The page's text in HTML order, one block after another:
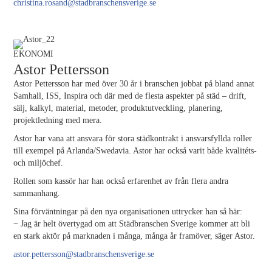
christina.rosand@stadbranschensverige.se
EKONOMI
Astor Pettersson
Astor Pettersson har med över 30 år i branschen jobbat på bland annat
Samhall, ISS, Inspira och där med de flesta aspekter på städ – drift,
sälj, kalkyl, material, metoder, produktutveckling, planering,
projektledning med mera.
Astor har vana att ansvara för stora städkontrakt i ansvarsfyllda roller
till exempel på Arlanda/Swedavia. Astor har också varit både kvalitéts-
och miljöchef.
Rollen som kassör har han också erfaren­het av från flera andra
sammanhang.
Sina förväntningar på den nya organisationen uttrycker han så här:
− Jag är helt övertygad om att Städbranschen Sverige kommer att bli
en stark aktör på marknaden i många, många år framöver, säger Astor.
astor.pettersson@stadbranschensverige.se